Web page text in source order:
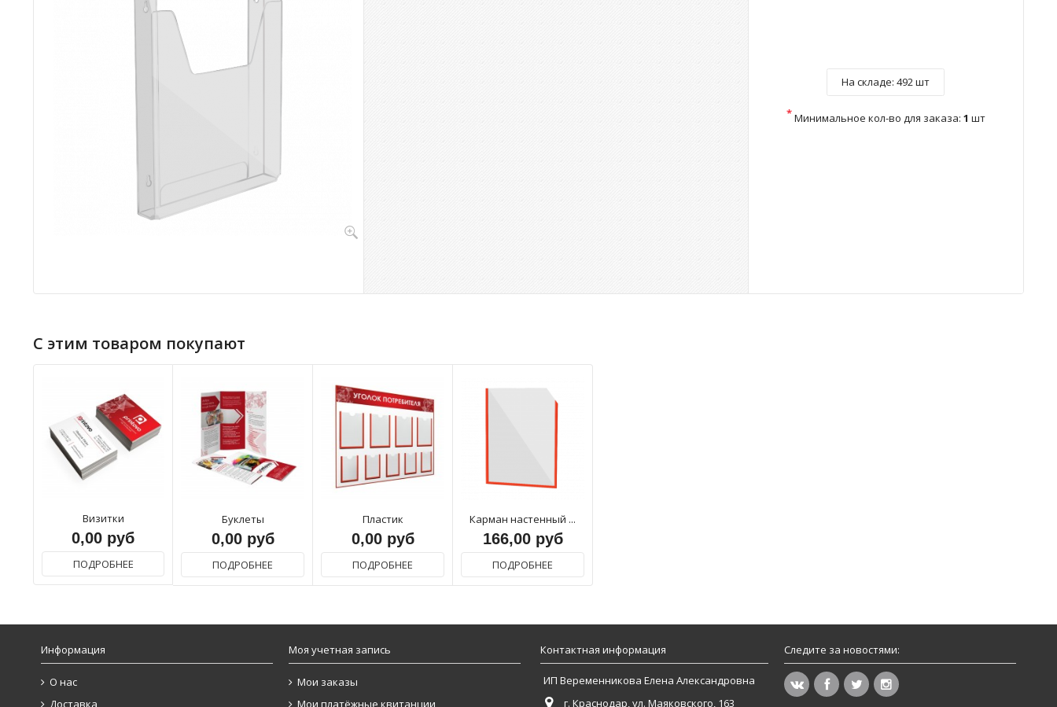
На складе: 492 шт
*Минимальное кол-во для заказа: 1 шт
С этим товаром покупают
Визитки
0,00 руб
ПОДРОБНЕЕ
Буклеты
0,00 руб
ПОДРОБНЕЕ
Пластик
0,00 руб
ПОДРОБНЕЕ
Карман настенный ...
166,00 руб
ПОДРОБНЕЕ
Информация
О нас
Доставка
Моя учетная запись
Мои заказы
Мои платёжные квитанции
Контактная информация
ИП Веременникова Елена Александровна
г. Краснодар, ул. Маяковского, 163
Следите за новостями: